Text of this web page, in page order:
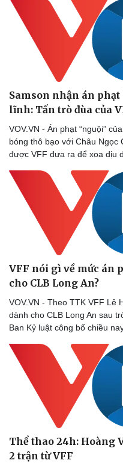
Samson nhận án
lĩnh: Tấn trò đùa của
VOV.VN - Án phạt “nguội”
bóng thô bạo với Châu Ngọc
được VFF đưa ra để xoa dịu
VFF nói gì về mức án
cho CLB Long An?
VOV.VN - Theo TTK VFF Lê
dành cho CLB Long An sau
Ban Kỷ luật công bố chiều
Thể thao 24h: Hoàng
2 trận từ VFF